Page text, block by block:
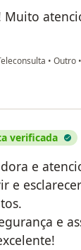
Muito
• Outro •
verificada
e
e
e